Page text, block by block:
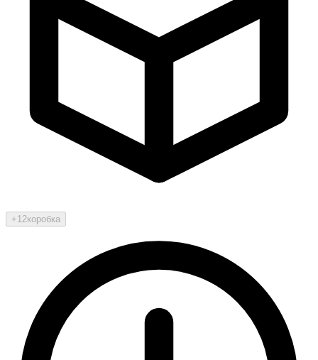
+12коробка